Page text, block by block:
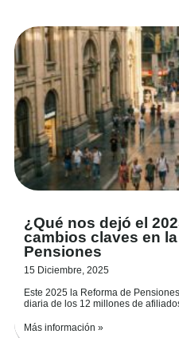
¿Qué nos dejó el
cambios claves en
Pensiones
15 Diciembre, 2025
Este 2025 la Reforma de
diaria de los 12 millones de
Más información »